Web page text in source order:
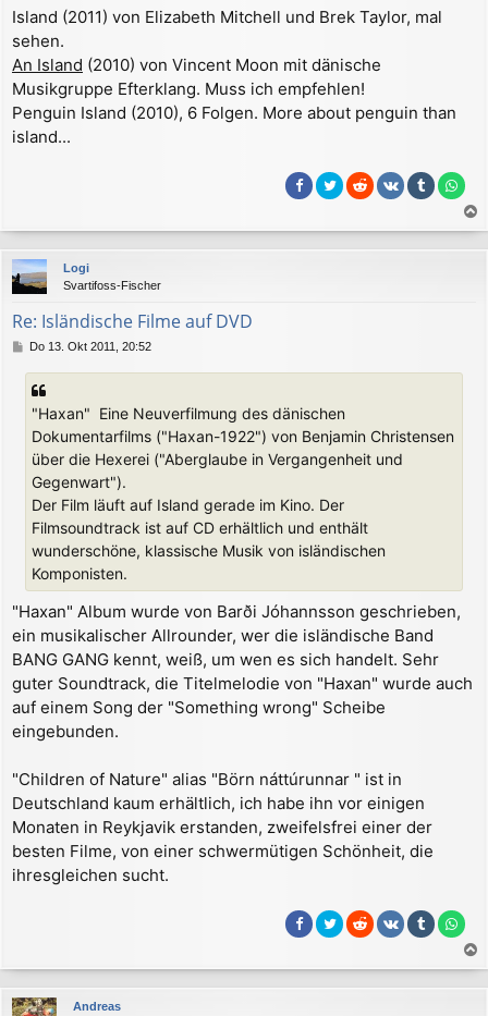
i
t
a
g
Island (2011) von Elizabeth Mitchell und Brek Taylor, mal
sehen.
An Island (2010) von Vincent Moon mit dänische
Musikgruppe Efterklang. Muss ich empfehlen!
Penguin Island (2010), 6 Folgen. More about penguin than
island...
a
c
Logi
Svartifoss-Fischer
Re: Isländische Filme auf DVD
BDo 13. Okt 2011, 20:52
"Haxan"  Eine Neuverfilmung des dänischen
Dokumentarfilms ("Haxan-1922") von Benjamin Christensen
über die Hexerei ("Aberglaube in Vergangenheit und
Gegenwart").
Der Film läuft auf Island gerade im Kino. Der
Filmsoundtrack ist auf CD erhältlich und enthält
wunderschöne, klassische Musik von isländischen
Komponisten.
"Haxan" Album wurde von Barði Jóhannsson geschrieben,
ein musikalischer Allrounder, wer die isländische Band
BANG GANG kennt, weiß, um wen es sich handelt. Sehr
guter Soundtrack, die Titelmelodie von "Haxan" wurde auch
auf einem Song der "Something wrong" Scheibe
eingebunden.
"Children of Nature" alias "Börn náttúrunnar " ist in
Deutschland kaum erhältlich, ich habe ihn vor einigen
Monaten in Reykjavik erstanden, zweifelsfrei einer der
besten Filme, von einer schwermütigen Schönheit, die
ihresgleichen sucht.
a
c
Andreas